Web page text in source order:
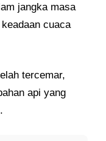
jangka masa
cuaca
tercemar,
api yang